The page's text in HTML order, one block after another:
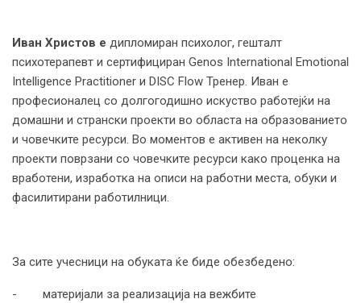
Иван Христов е дипломиран психолог, гешталт
психотерапевт и сертифициран Genos International Emotional
Intelligence Practitioner и DISC Flow Тренер. Иван е
професионалец со долгогодишно искуство работејќи на
домашни и странски проекти во областа на образованието
и човечките ресурси. Во моментов е активен на неколку
проекти поврзани со човечките ресурси како проценка на
вработени, изработка на описи на работни места, обуки и
фасилитирани работилници.
За сите учесници на обуката ќе биде обезбедено:
- материјали за реализација на вежбите